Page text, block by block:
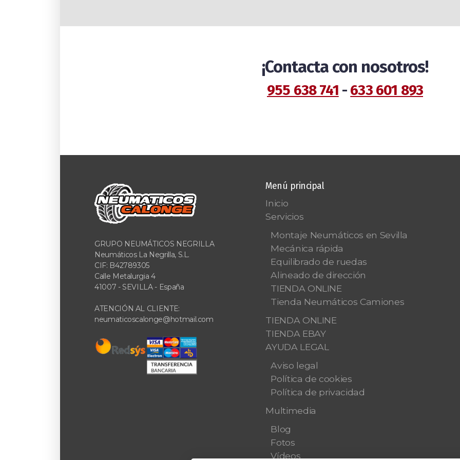
¡Contacta con nosotros!
955 638 741 - 633 601 893
GRUPO NEUMÁTICOS NEGRILLA
Neumáticos La Negrilla, S.L.
CIF: B42789305
Calle Metalurgia 4
41007 - SEVILLA - España
ATENCIÓN AL CLIENTE:
neumaticoscalonge@hotmail.com
Menú principal
Inicio
Servicios
Montaje Neumáticos en Sevilla
Mecánica rápida
Equilibrado de ruedas
Alineado de dirección
TIENDA ONLINE
Tienda Neumáticos Camiones
TIENDA ONLINE
TIENDA EBAY
AYUDA LEGAL
Aviso legal
Política de cookies
Política de privacidad
Multimedia
Blog
Fotos
Vídeos